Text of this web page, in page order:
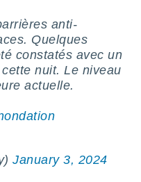
anti-
Quelques
constatés avec un
nuit. Le niveau
actuelle.
January 3, 2024